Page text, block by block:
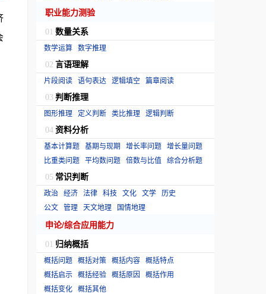
职业能力测验
01 数量关系
数学运算 数字推理
02 言语理解
片段阅读 语句表达 逻辑填空 篇章阅读
03 判断推理
图形推理 定义判断 类比推理 逻辑判断
04 资料分析
基本计算题 基期与现期 增长率问题 增长量问题
比重类问题 平均数问题 倍数与比值 综合分析题
05 常识判断
政治 经济 法律 科技 文化 文学 历史
公文 管理 天文地理 国情地理
申论/综合应用能力
01 归纳概括
概括问题 概括对策 概括内容 概括特点
概括启示 概括经验 概括原因 概括作用
概括变化 概括其他